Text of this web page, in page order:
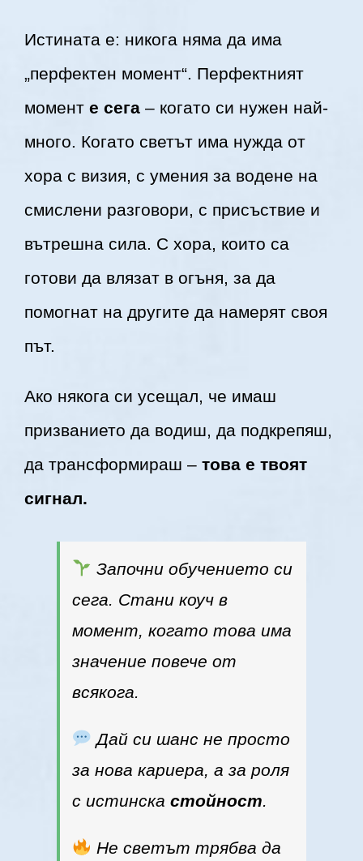
Истината е: никога няма да има
„перфектен момент“. Перфектният
момент е сега– когато си нужен най-
много. Когато светът има нужда от
хора с визия, с умения за водене на
смислени разговори, с присъствие и
вътрешна сила. С хора, които са
готови да влязат в огъня, за да
помогнат на другите да намерят своя
път.
Ако някога си усещал, че имаш
призванието да водиш, да подкрепяш,
да трансформираш – това е твоят
сигнал.
Започни обучението си
сега. Стани коуч в
момент, когато това има
значение повече от
всякога.
Дай си шанс не просто
за нова кариера, а за роля
с истинска стойност.
Не светът трябва да